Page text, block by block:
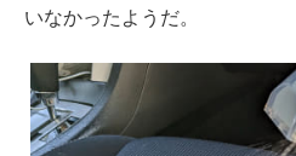
いなかったようだ。